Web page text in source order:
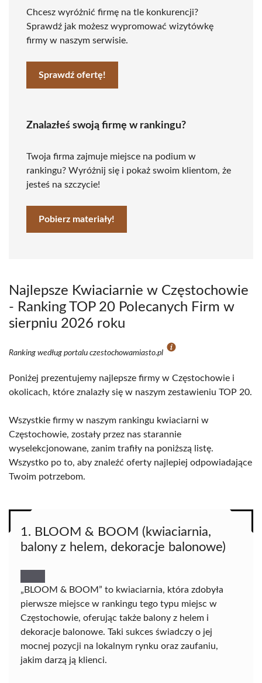
Chcesz wyróżnić firmę na tle konkurencji?
Sprawdź jak możesz wypromować wizytówkę
firmy w naszym serwisie.
Sprawdź ofertę!
Znalazłeś swoją firmę w rankingu?
Twoja firma zajmuje miejsce na podium w
rankingu? Wyróżnij się i pokaż swoim klientom, że
jesteś na szczycie!
Pobierz materiały!
Najlepsze Kwiaciarnie w Częstochowie
- Ranking TOP 20 Polecanych Firm w
sierpniu 2026 roku
Ranking według portalu czestochowamiasto.pl
Poniżej prezentujemy najlepsze firmy w Częstochowie i
okolicach, które znalazły się w naszym zestawieniu TOP 20.
Wszystkie firmy w naszym rankingu kwiaciarni w
Częstochowie, zostały przez nas starannie
wyselekcjonowane, zanim trafiły na poniższą listę.
Wszystko po to, aby znaleźć oferty najlepiej odpowiadające
Twoim potrzebom.
1. BLOOM & BOOM (kwiaciarnia,
balony z helem, dekoracje balonowe)
„BLOOM & BOOM” to kwiaciarnia, która zdobyła
pierwsze miejsce w rankingu tego typu miejsc w
Częstochowie, oferując także balony z helem i
dekoracje balonowe. Taki sukces świadczy o jej
mocnej pozycji na lokalnym rynku oraz zaufaniu,
jakim darzą ją klienci.